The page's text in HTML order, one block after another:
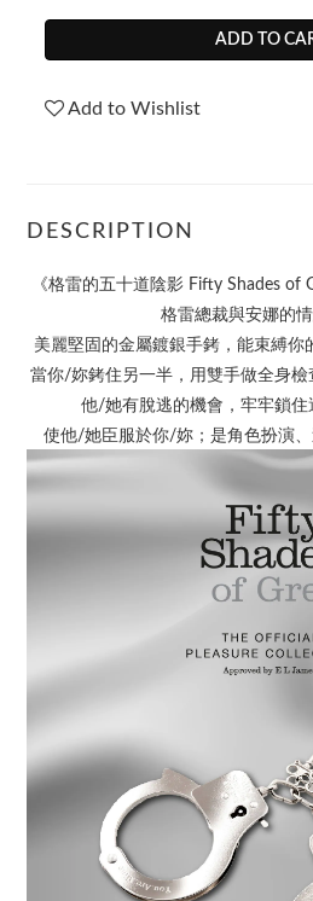
ADD TO
Add to Wishlist
DESCRIPTION
《格雷的五十道陰影 Fifty Shades of
格雷總裁與安娜的情
美麗堅固的金屬鍍銀手銬，能束縛你
當你/妳銬住另一半，用雙手做全身
他/她有脫逃的機會，牢牢鎖住
使他/她臣服於你/妳；是角色扮演、